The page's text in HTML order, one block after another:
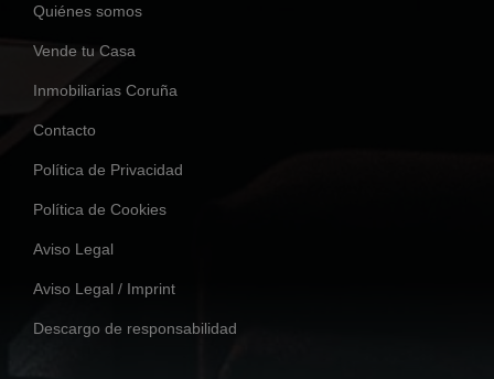
Quiénes somos
Vende tu Casa
Inmobiliarias Coruña
Contacto
Política de Privacidad
Política de Cookies
Aviso Legal
Aviso Legal / Imprint
Descargo de responsabilidad